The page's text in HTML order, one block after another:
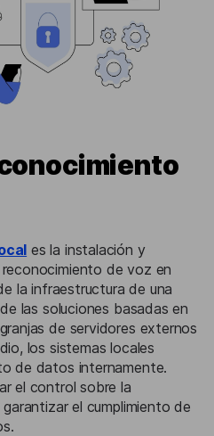
es la instalación y
de voz en
la infraestructura de una
las soluciones basadas en
de servidores externos
los sistemas locales
de datos internamente.
el control sobre la
el cumplimiento de